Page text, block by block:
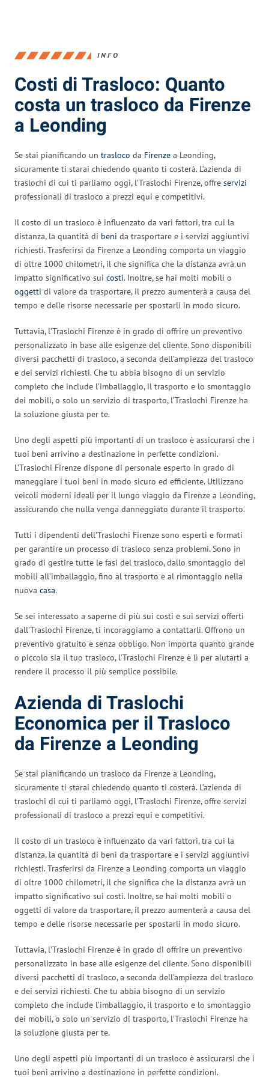
INFO
Costi di Trasloco: Quanto
costa un trasloco da Firenze
a Leonding
Se stai pianificando un trasloco da Firenze a Leonding,
sicuramente ti starai chiedendo quanto ti costerà. L’azienda di
traslochi di cui ti parliamo oggi, l’Traslochi Firenze, offre servizi
professionali di trasloco a prezzi equi e competitivi.
Il costo di un trasloco è influenzato da vari fattori, tra cui la
distanza, la quantità di beni da trasportare e i servizi aggiuntivi
richiesti. Trasferirsi da Firenze a Leonding comporta un viaggio
di oltre 1000 chilometri, il che significa che la distanza avrà un
impatto significativo sui costi. Inoltre, se hai molti mobili o
oggetti di valore da trasportare, il prezzo aumenterà a causa del
tempo e delle risorse necessarie per spostarli in modo sicuro.
Tuttavia, l’Traslochi Firenze è in grado di offrire un preventivo
personalizzato in base alle esigenze del cliente. Sono disponibili
diversi pacchetti di trasloco, a seconda dell’ampiezza del trasloco
e dei servizi richiesti. Che tu abbia bisogno di un servizio
completo che include l’imballaggio, il trasporto e lo smontaggio
dei mobili, o solo un servizio di trasporto, l’Traslochi Firenze ha
la soluzione giusta per te.
Uno degli aspetti più importanti di un trasloco è assicurarsi che i
tuoi beni arrivino a destinazione in perfette condizioni.
L’Traslochi Firenze dispone di personale esperto in grado di
maneggiare i tuoi beni in modo sicuro ed efficiente. Utilizzano
veicoli moderni ideali per il lungo viaggio da Firenze a Leonding,
assicurando che nulla venga danneggiato durante il trasporto.
Tutti i dipendenti dell’Traslochi Firenze sono esperti e formati
per garantire un processo di trasloco senza problemi. Sono in
grado di gestire tutte le fasi del trasloco, dallo smontaggio dei
mobili all’imballaggio, fino al trasporto e al rimontaggio nella
nuova casa.
Se sei interessato a saperne di più sui costi e sui servizi offerti
dall’Traslochi Firenze, ti incoraggiamo a contattarli. Offrono un
preventivo gratuito e senza obbligo. Non importa quanto grande
o piccolo sia il tuo trasloco, l’Traslochi Firenze è lì per aiutarti a
rendere il processo il più semplice possibile.
Azienda di Traslochi
Economica per il Trasloco
da Firenze a Leonding
Se stai pianificando un trasloco da Firenze a Leonding,
sicuramente ti starai chiedendo quanto ti costerà. L’azienda di
traslochi di cui ti parliamo oggi, l’Traslochi Firenze, offre servizi
professionali di trasloco a prezzi equi e competitivi.
Il costo di un trasloco è influenzato da vari fattori, tra cui la
distanza, la quantità di beni da trasportare e i servizi aggiuntivi
richiesti. Trasferirsi da Firenze a Leonding comporta un viaggio
di oltre 1000 chilometri, il che significa che la distanza avrà un
impatto significativo sui costi. Inoltre, se hai molti mobili o
oggetti di valore da trasportare, il prezzo aumenterà a causa del
tempo e delle risorse necessarie per spostarli in modo sicuro.
Tuttavia, l’Traslochi Firenze è in grado di offrire un preventivo
personalizzato in base alle esigenze del cliente. Sono disponibili
diversi pacchetti di trasloco, a seconda dell’ampiezza del trasloco
e dei servizi richiesti. Che tu abbia bisogno di un servizio
completo che include l’imballaggio, il trasporto e lo smontaggio
dei mobili, o solo un servizio di trasporto, l’Traslochi Firenze ha
la soluzione giusta per te.
Uno degli aspetti più importanti di un trasloco è assicurarsi che i
tuoi beni arrivino a destinazione in perfette condizioni.